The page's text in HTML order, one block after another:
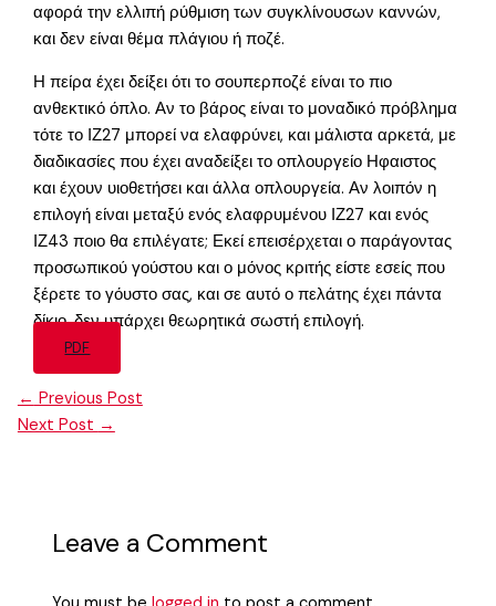
αφορά την ελλιπή ρύθμιση των συγκλίνουσων καννών,
και δεν είναι θέμα πλάγιου ή ποζέ.
Η πείρα έχει δείξει ότι το σουπερποζέ είναι το πιο
ανθεκτικό όπλο. Αν το βάρος είναι το μοναδικό πρόβλημα
τότε το ΙΖ27 μπορεί να ελαφρύνει, και μάλιστα αρκετά, με
διαδικασίες που έχει αναδείξει το οπλουργείο Ηφαιστος
και έχουν υιοθετήσει και άλλα οπλουργεία. Αν λοιπόν η
επιλογή είναι μεταξύ ενός ελαφρυμένου ΙΖ27 και ενός
ΙΖ43 ποιο θα επιλέγατε; Εκεί επεισέρχεται ο παράγοντας
προσωπικού γούστου και ο μόνος κριτής είστε εσείς που
ξέρετε το γόυστο σας, και σε αυτό ο πελάτης έχει πάντα
δίκιο, δεν υπάρχει θεωρητικά σωστή επιλογή.
PDF
← Previous Post
Next Post →
Leave a Comment